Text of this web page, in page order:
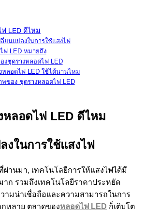
LED ดีไหม
ลี่ยนแปลงในการใช้แสงไฟ
ฟ LED หมายถึง
งชุดรางหลอดไฟ LED
หลอดไฟ LED ใช้ได้นานไหม
ของ ชุดรางหลอดไฟ LED
หลอดไฟ LED ดีไหม
งในการใช้แสงไฟ
านมา, เทคโนโลยีการให้แสงไฟได้มี
ก รวมถึงเทคโนโลยีราคาประหยัด
ามน่าเชื่อถือและความสามารถในการ
หลาย ตลาดของหลอดไฟ LED ก็เติบโต